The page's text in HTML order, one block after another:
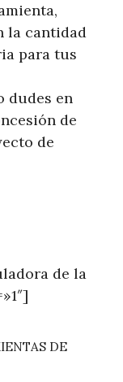
la cantidad
para tus
dudes en
de
de
de la
DE